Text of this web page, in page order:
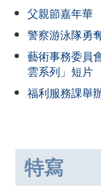
父親節嘉年華
警察游泳隊勇
藝術事務委員
雲系列」短片
福利服務課舉
特寫